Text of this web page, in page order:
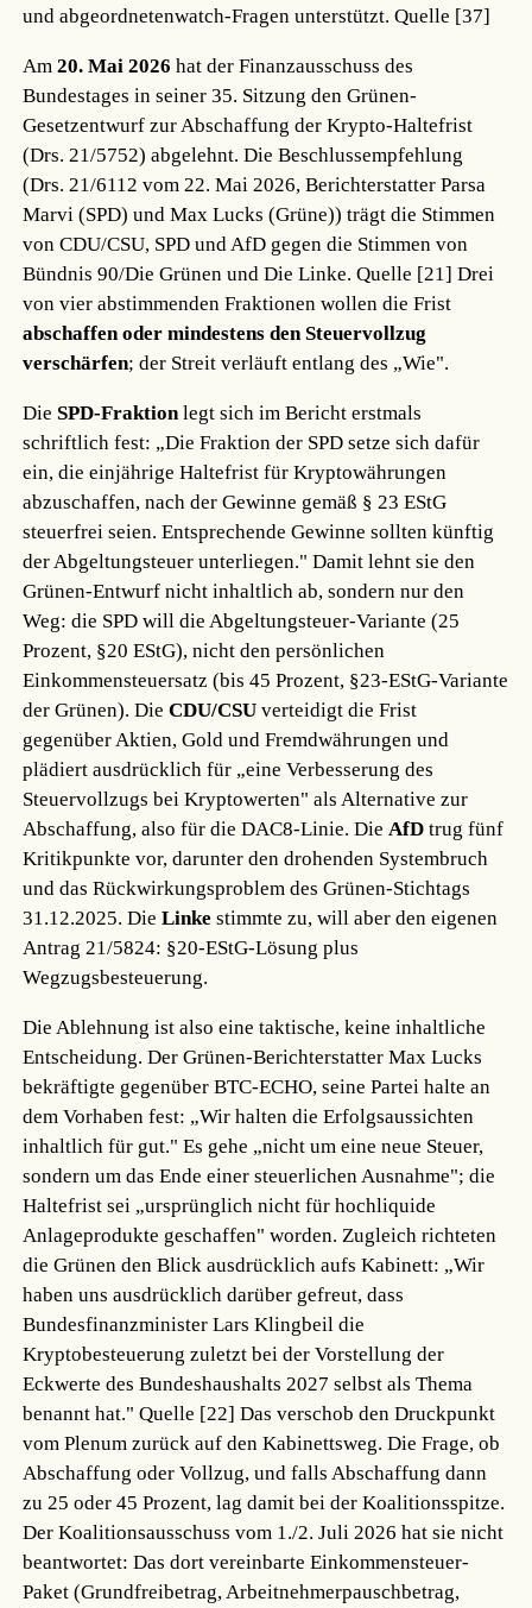
und abgeordnetenwatch-Fragen unterstützt.Quelle [37]
Am20. Mai 2026 hat der Finanzausschuss des
Bundestages in seiner 35. Sitzung den Grünen-
Gesetzentwurf zur Abschaffung der Krypto-Haltefrist
(Drs. 21/5752) abgelehnt. Die Beschlussempfehlung
(Drs. 21/6112 vom 22. Mai 2026, Berichterstatter Parsa
Marvi (SPD) und Max Lucks (Grüne)) trägt die Stimmen
von CDU/CSU, SPD und AfD gegen die Stimmen von
Bündnis 90/Die Grünen und Die Linke.Quelle [21] Drei
von vier abstimmenden Fraktionen wollen die Frist
abschaffen oder mindestens den Steuervollzug
verschärfen; der Streit verläuft entlang des „Wie".
DieSPD-Fraktion legt sich im Bericht erstmals
schriftlich fest: „Die Fraktion der SPD setze sich dafür
ein, die einjährige Haltefrist für Kryptowährungen
abzuschaffen, nach der Gewinne gemäß § 23 EStG
steuerfrei seien. Entsprechende Gewinne sollten künftig
der Abgeltungsteuer unterliegen." Damit lehnt sie den
Grünen-Entwurf nicht inhaltlich ab, sondern nur den
Weg: die SPD will die Abgeltungsteuer-Variante (25
Prozent, §20 EStG), nicht den persönlichen
Einkommensteuersatz (bis 45 Prozent, §23-EStG-Variante
der Grünen). DieCDU/CSU verteidigt die Frist
gegenüber Aktien, Gold und Fremdwährungen und
plädiert ausdrücklich für „eine Verbesserung des
Steuervollzugs bei Kryptowerten" als Alternative zur
Abschaffung, also für die DAC8-Linie. Die AfD trug fünf
Kritikpunkte vor, darunter den drohenden Systembruch
und das Rückwirkungsproblem des Grünen-Stichtags
31.12.2025. DieLinke stimmte zu, will aber den eigenen
Antrag 21/5824: §20-EStG-Lösung plus
Wegzugsbesteuerung.
Die Ablehnung ist also eine taktische, keine inhaltliche
Entscheidung. Der Grünen-Berichterstatter Max Lucks
bekräftigte gegenüber BTC-ECHO, seine Partei halte an
dem Vorhaben fest: „Wir halten die Erfolgsaussichten
inhaltlich für gut." Es gehe „nicht um eine neue Steuer,
sondern um das Ende einer steuerlichen Ausnahme"; die
Haltefrist sei „ursprünglich nicht für hochliquide
Anlageprodukte geschaffen" worden. Zugleich richteten
die Grünen den Blick ausdrücklich aufs Kabinett: „Wir
haben uns ausdrücklich darüber gefreut, dass
Bundesfinanzminister Lars Klingbeil die
Kryptobesteuerung zuletzt bei der Vorstellung der
Eckwerte des Bundeshaushalts 2027 selbst als Thema
benannt hat."Quelle [22] Das verschob den Druckpunkt
vom Plenum zurück auf den Kabinettsweg. Die Frage, ob
Abschaffung oder Vollzug, und falls Abschaffung dann
zu 25 oder 45 Prozent, lag damit bei der Koalitionsspitze.
Der Koalitionsausschuss vom 1./2. Juli 2026 hat sie nicht
beantwortet: Das dort vereinbarte Einkommensteuer-
Paket (Grundfreibetrag, Arbeitnehmerpauschbetrag,